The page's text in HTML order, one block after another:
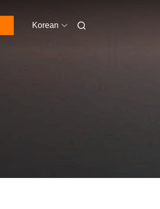
Korean